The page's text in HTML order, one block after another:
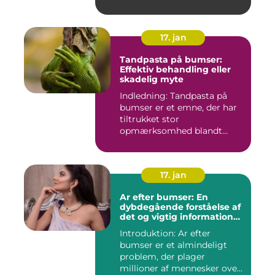
17. jan
Tandpasta på bumser:
Effektiv behandling eller
skadelig myte
Indledning: Tandpasta på
bumser er et emne, der har
tiltrukket stor
opmærksomhed blandt
17. jan
Ar efter bumser: En
dybdegående forståelse af
det og vigtig information
Introduktion: Ar efter
bumser er et almindeligt
problem, der plager
millioner af mennesker over